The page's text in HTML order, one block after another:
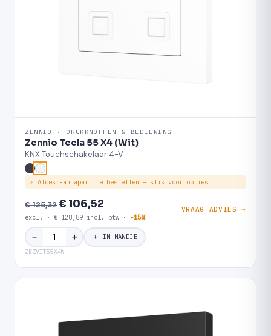
ZENNIO · DRUKKNOPPEN & BEDIENING
Zennio Tecla 55 X4 (Wit)
KNX Touchschakelaar 4-V
⚠ Afdekraam apart te bestellen — klik voor opties
€ 125,32€ 106,52
excl. · € 128,89 incl. btw · -15%
VRAAG ADVIES →
− ＋ ＋ IN MANDJE
ZEZVIT55X4W